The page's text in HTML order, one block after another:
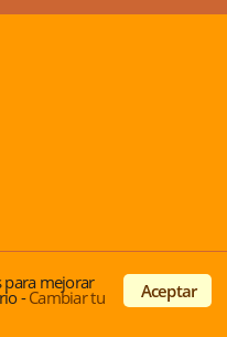
para mejorar
-Cambiar tu Aceptar